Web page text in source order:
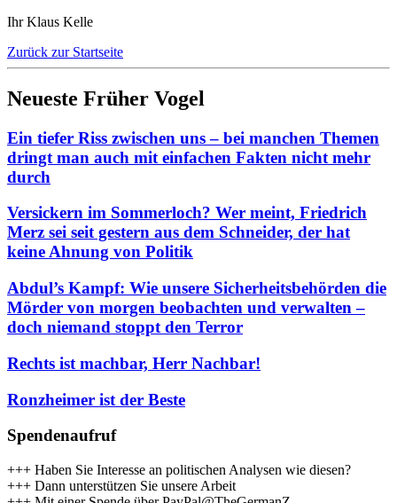
Ihr Klaus Kelle
Zurück zur Startseite
Neueste Früher Vogel
Ein tiefer Riss zwischen uns – bei manchen Themen
dringt man auch mit einfachen Fakten nicht mehr
durch
Versickern im Sommerloch? Wer meint, Friedrich
Merz sei seit gestern aus dem Schneider, der hat
keine Ahnung von Politik
Abdul’s Kampf: Wie unsere Sicherheitsbehörden die
Mörder von morgen beobachten und verwalten –
doch niemand stoppt den Terror
Rechts ist machbar, Herr Nachbar!
Ronzheimer ist der Beste
Spendenaufruf
+++ Haben Sie Interesse an politischen Analysen wie diesen?
+++ Dann unterstützen Sie unsere Arbeit